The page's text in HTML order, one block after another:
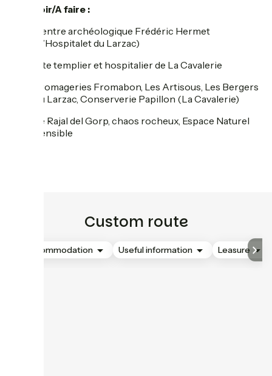
A voir/A faire :
Centre archéologique Frédéric Hermet
(L’Hospitalet du Larzac)
Site templier et hospitalier de La Cavalerie
Fromageries Fromabon, Les Artisous, Les Bergers
du Larzac, Conserverie Papillon (La Cavalerie)
Le Rajal del Gorp, chaos rocheux, Espace Naturel
Sensible
Custom route
Accommodation Useful information Leasure